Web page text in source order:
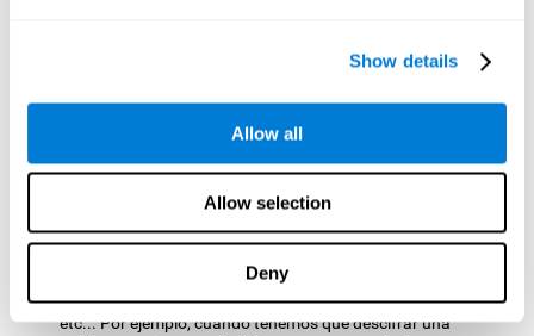
Show details
Allow all
Allow selection
Deny
El juego mentalPalabrájaros
eficiente la secuencia de movimientos adecuada para lograr
ordenar las letras que componen nuestra palabra objetivo.
posicionada cada letra e identificarla rápidamente. Al
practicar este ejercicio estamos estimulando y ayudando a
fortalecer nuestra capacidad de memoria visual a corto
plazo. Mejorar esta habilidad cognitiva es esencial para
nuestro día a día, pues nos permite retener mentalmente
importante información como letras, figuras, colores, caras,
etc... Por ejemplo, cuando tenemos que descifrar una